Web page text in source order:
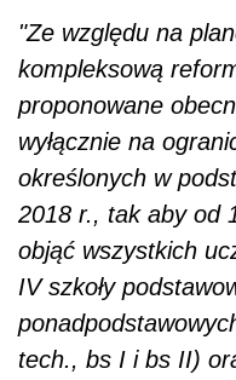
"Ze względu na
kompleksową
proponowane
wyłącznie na
określonych w
2018 r., tak aby od
objąć wszystkich
IV szkoły
tech., bs I i bs II)